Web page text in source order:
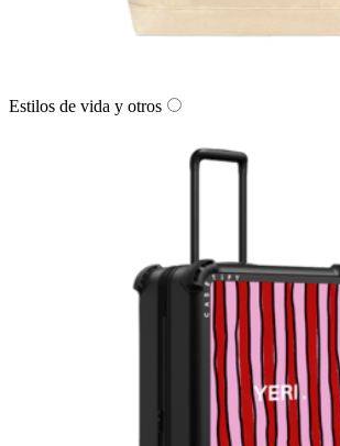
Estilos de vida y otros